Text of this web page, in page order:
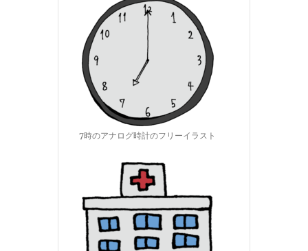
7時のアナログ時計のフリーイラスト